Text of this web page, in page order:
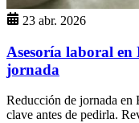
23 abr. 2026
Asesoría laboral
jornada
Reducción de jornada en
clave antes de pedirla.